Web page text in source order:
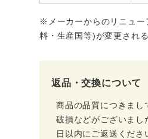
※メーカーからのリニュー
料・生産国等)が変更され
返品・交換について
商品の品質につきまし
破損などがございまし
日以内にご返送くださ